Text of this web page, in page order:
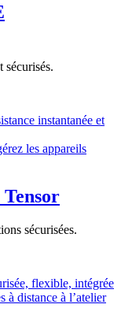
sécurisés.
instantanée et
les appareils
sécurisées.
flexible, intégrée
à distance à l’atelier